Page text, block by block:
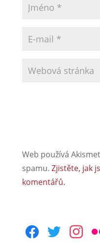
Web používá
spamu. Zjistěte, jak
komentářů.
facebooktwitter